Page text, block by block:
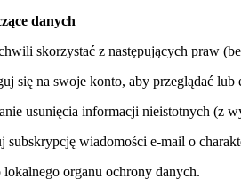
danych
skorzystać z następujących praw
się na swoje konto, aby przeglądać lub
usunięcia informacji nieistotnych (z
subskrypcję wiadomości e-mail o
lokalnego organu ochrony danych.